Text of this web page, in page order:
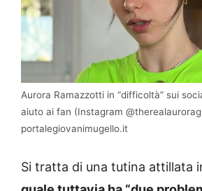
Aurora Ramazzotti in “difficoltà” sui
aiuto ai fan (Instagram
portalegiovanimugello.it
Si tratta di una tutina attillata